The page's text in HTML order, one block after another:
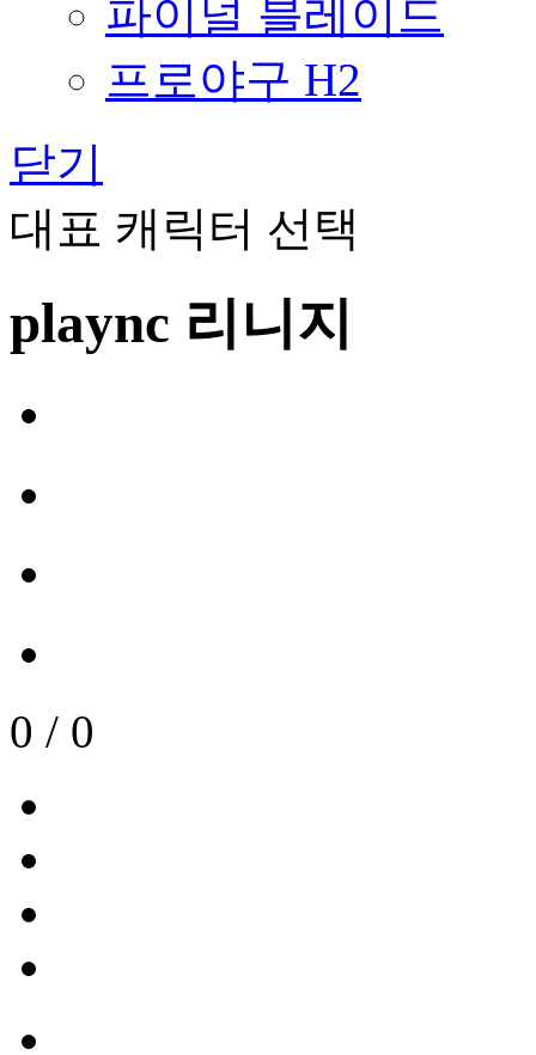
파이널 블레이드
프로야구 H2
닫기
대표 캐릭터 선택
plaync 리니지
0 / 0